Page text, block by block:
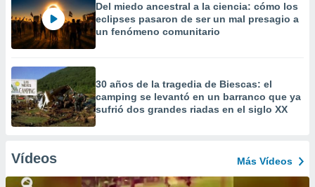
Del miedo ancestral a la ciencia: cómo los
eclipses pasaron de ser un mal presagio a
un fenómeno comunitario
30 años de la tragedia de Biescas: el
camping se levantó en un barranco que ya
sufrió dos grandes riadas en el siglo XX
Vídeos Más Vídeos